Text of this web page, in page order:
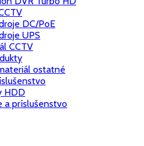
DC/PoE
UPS
CCTV
ostatné
HDD
a príslušenstvo